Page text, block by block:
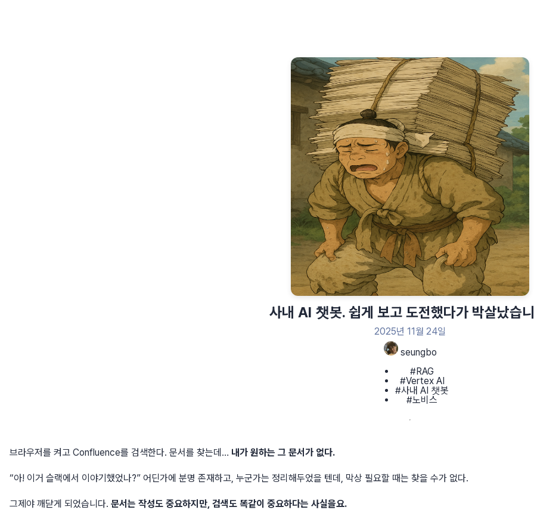
사내 AI 챗봇. 쉽게 보고 도전했다가 박살났습
2025년 11월 24일
seungbo
#RAG
#Vertex AI
#사내 AI 챗봇
#노비스
브라우저를 켜고 Confluence를 검색한다. 문서를 찾는데… 내가 원하는 그 문서가 없다.
“아! 이거 슬랙에서 이야기했었나?” 어딘가에 분명 존재하고, 누군가는 정리해두었을 텐데, 막상 필요할 때는 찾을 수가 없다.
그제야 깨닫게 되었습니다. 문서는 작성도 중요하지만, 검색도 똑같이 중요하다는 사실을요.